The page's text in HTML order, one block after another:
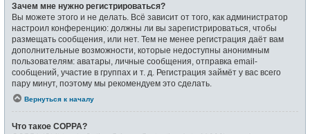
Зачем мне нужно регистрироваться?
Вы можете этого и не делать. Всё зависит от того, как администратор
настроил конференцию: должны ли вы зарегистрироваться, чтобы
размещать сообщения, или нет. Тем не менее регистрация даёт вам
дополнительные возможности, которые недоступны анонимным
пользователям: аватары, личные сообщения, отправка email-
сообщений, участие в группах и т. д. Регистрация займёт у вас всего
пару минут, поэтому мы рекомендуем это сделать.
Вернуться к началу
Что такое COPPA?